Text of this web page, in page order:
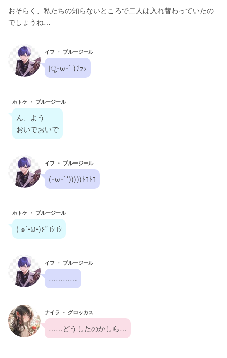
おそらく、私たちの知らないところで二人は入れ替わっていたの
でしょうね…
イフ ・ ブルージール
|ू･ω･` )ﾁﾗｯ
ホトケ ・ ブルージール
ん、よう
おいでおいで
イフ ・ ブルージール
(･ω･`*)))))ﾄｺﾄｺ
ホトケ ・ ブルージール
( ๑´•ω•)۶”ﾖｼﾖｼ
イフ ・ ブルージール
…………
ナイラ ・ グロッカス
……どうしたのかしら…